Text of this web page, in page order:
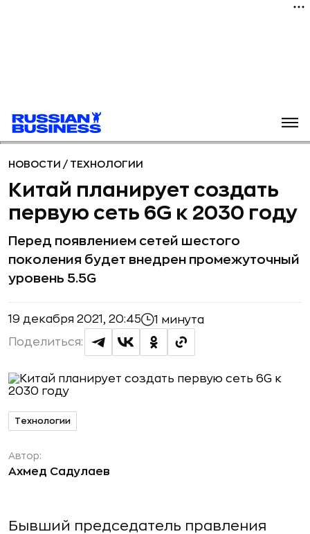
НОВОСТИ / ТЕХНОЛОГИИ
Китай планирует создать
первую сеть 6G к 2030 году
Перед появлением сетей шестого
поколения будет внедрен промежуточный
уровень 5.5G
19 декабря 2021, 20:45 1 минута
Поделиться:
Технологии
Автор:
Ахмед Садулаев
Бывший председатель правления